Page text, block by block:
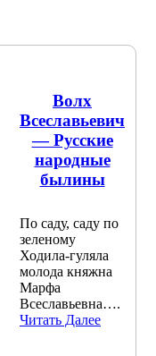
Волх
Всеславьевич
— Русские
народные
былины
По саду, саду по
зеленому
Ходила-гуляла
молода княжна
Марфа
Всеславьевна….
Читать Далее